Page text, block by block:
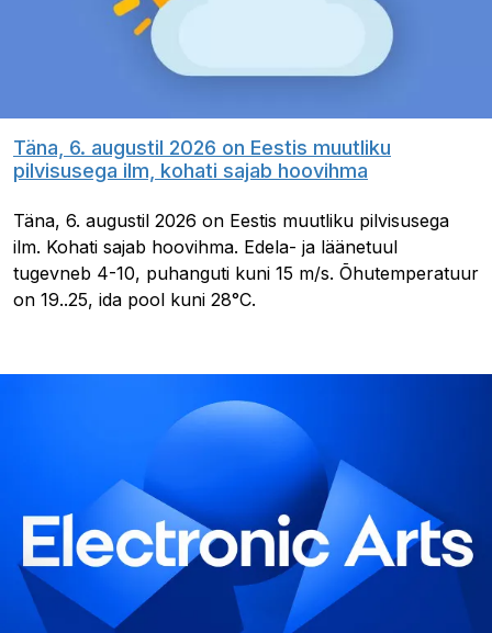
Täna, 6. augustil 2026 on Eestis muutliku
pilvisusega ilm, kohati sajab hoovihma
Täna, 6. augustil 2026 on Eestis muutliku pilvisusega
ilm. Kohati sajab hoovihma. Edela- ja läänetuul
tugevneb 4-10, puhanguti kuni 15 m/s. Õhutemperatuur
on 19..25, ida pool kuni 28°C.